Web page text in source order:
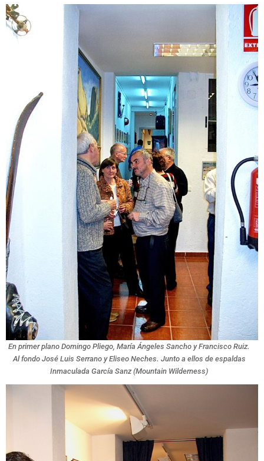
En primer plano Domingo Pliego, María Ángeles Sancho y Francisco Ruiz.
Al fondo José Luis Serrano y Eliseo Neches. Junto a ellos de espaldas
Inmaculada García Sanz (Mountain Wilderness)